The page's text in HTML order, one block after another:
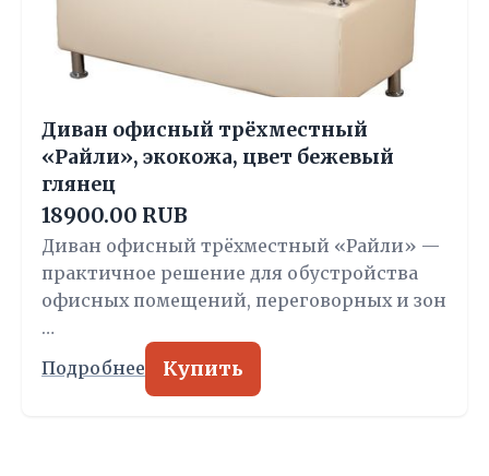
Диван офисный трёхместный
«Райли», экокожа, цвет бежевый
глянец
18900.00 RUB
Диван офисный трёхместный «Райли» —
практичное решение для обустройства
офисных помещений, переговорных и зон
…
Подробнее Купить